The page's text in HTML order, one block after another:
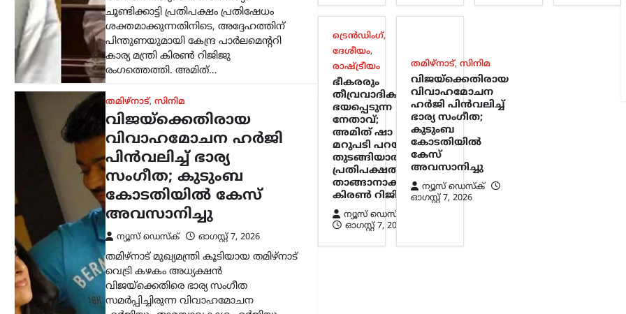
സമർപ്പിച്ചിരുന്ന വിവാഹമോചന
ഹർജിയും താമസാവകാശ ഹർജിയും
പിൻവലിച്ചു. ചെങ്കൽപ്പേട്ട് ജില്ലാ കുടുംബ
കോടതിയിലാണ്…
കേരളം
കേന്ദ്രത്തിന്റെ
എഥനോൾ-പെട്രോൾ
നയത്തിനെതിരെ
ജനകീയ പ്രതിഷേധം
ശക്തമാക്കും;
മുന്നറിയിപ്പുമായി
സിപിഐഎം
ന്യൂസ് ഡെസ്ക് ഓഗസ്റ്റ്‌ 7, 2026
കേന്ദ്ര സർക്കാറിന്റെ എഥനോൾ-
പെട്രോൾ നയത്തിനെതിരെ രൂക്ഷ
വിമർശനവുമായി സിപിഐഎം പോളിറ്റ്
ബ്യൂറോ. ഭക്ഷ്യവിളകൾ ഇന്ധന
ട്രെൻഡിംഗ്,
ദേശീയം,
രാഷ്ട്രീയം
ഭീകരരും
തീവ്രവാദികളും
ഭയപ്പെടുന്ന
നേതാവ്;
അമിത് ഷാ
മറുപടി പറയാൻ
തുടങ്ങിയാൽ
പ്രതിപക്ഷത്തിന്
താങ്ങാനാകില്ല:
കിരൺ റിജിജു
ന്യൂസ് ഡെസ്ക്
ഓഗസ്റ്റ്‌ 7, 2026
തമിഴ്നാട്, സിനിമ
വിജയ്‌ക്കെതിരായ
വിവാഹമോചന
ഹർജി പിൻവലിച്ച്
ഭാര്യ സംഗീത;
കുടുംബ
കോടതിയിൽ
കേസ്
അവസാനിച്ചു
ന്യൂസ് ഡെസ്ക്
ഓഗസ്റ്റ്‌ 7, 2026